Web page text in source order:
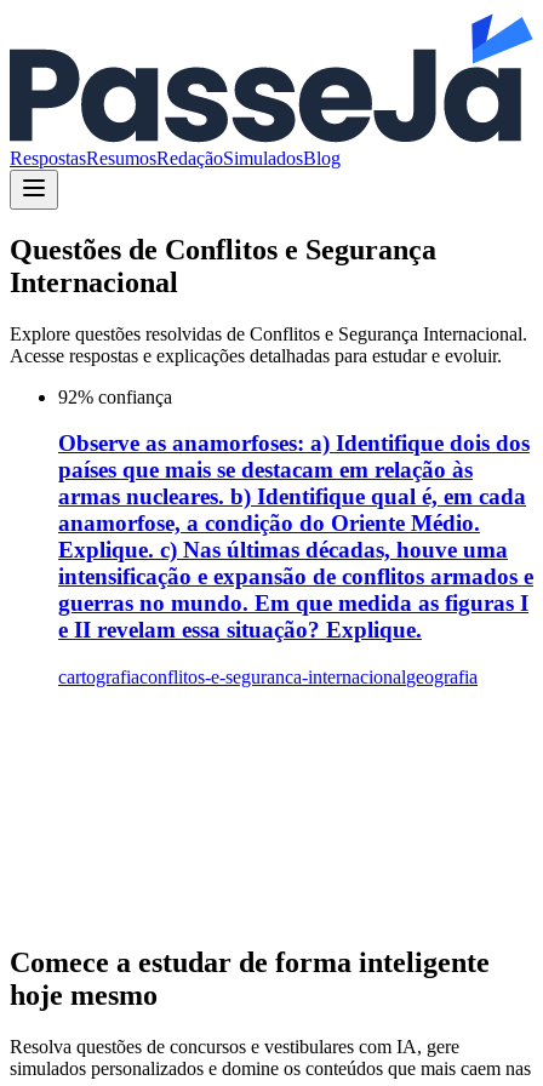
RespostasResumosRedaçãoSimuladosBlog
Questões de Conflitos e Segurança
Internacional
Explore questões resolvidas de Conflitos e Segurança Internacional.
Acesse respostas e explicações detalhadas para estudar e evoluir.
92% confiança
Observe as anamorfoses: a) Identifique dois dos
países que mais se destacam em relação às
armas nucleares. b) Identifique qual é, em cada
anamorfose, a condição do Oriente Médio.
Explique. c) Nas últimas décadas, houve uma
intensificação e expansão de conflitos armados e
guerras no mundo. Em que medida as figuras I
e II revelam essa situação? Explique.
cartografiaconflitos-e-seguranca-internacionalgeografia
Comece a estudar de forma inteligente
hoje mesmo
Resolva questões de concursos e vestibulares com IA, gere
simulados personalizados e domine os conteúdos que mais caem nas